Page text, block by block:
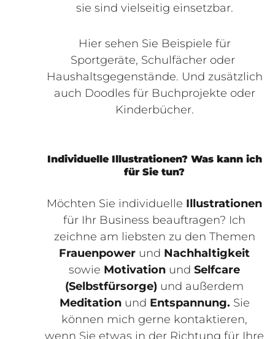
sie sind vielseitig einsetzbar.
Hier sehen Sie Beispiele für
Sportgeräte, Schulfächer oder
Haushaltsgegenstände. Und zusätzlich
auch Doodles für Buchprojekte oder
Kinderbücher.
Individuelle Illustrationen? Was kann ich
für Sie tun?
Möchten Sie individuelle Illustrationen
für Ihr Business beauftragen? Ich
zeichne am liebsten zu den Themen
Frauenpower und Nachhaltigkeit
sowie Motivation und Selfcare
(Selbstfürsorge) und außerdem
Meditation und Entspannung. Sie
können mich gerne kontaktieren,
wenn Sie etwas in der Richtung für Ihre